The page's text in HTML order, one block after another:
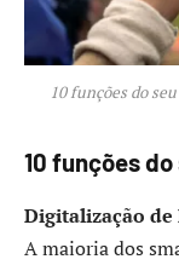
10 funções do
10 funções
Digitalização
A maioria dos